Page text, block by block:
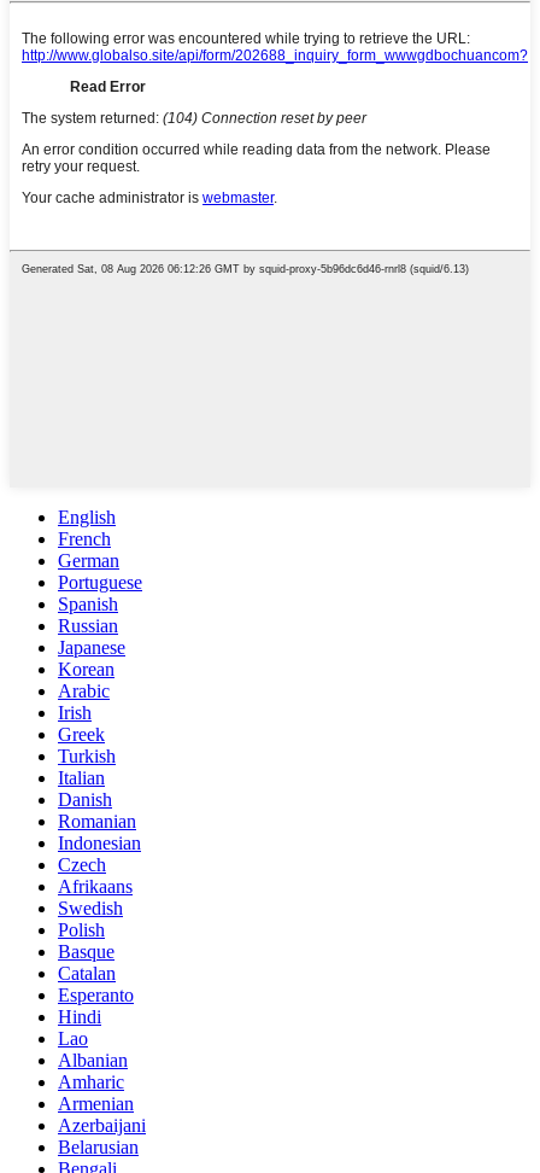
English
French
German
Portuguese
Spanish
Russian
Japanese
Korean
Arabic
Irish
Greek
Turkish
Italian
Danish
Romanian
Indonesian
Czech
Afrikaans
Swedish
Polish
Basque
Catalan
Esperanto
Hindi
Lao
Albanian
Amharic
Armenian
Azerbaijani
Belarusian
Bengali